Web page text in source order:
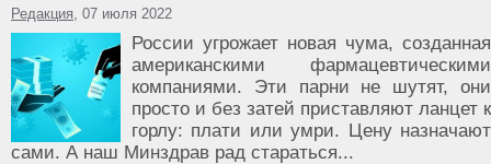
Редакция, 07 июля 2022
России угрожает новая чума, созданная
американскими фармацевтическими
компаниями. Эти парни не шутят, они
просто и без затей приставляют ланцет к
горлу: плати или умри. Цену назначают
сами. А наш Минздрав рад стараться...